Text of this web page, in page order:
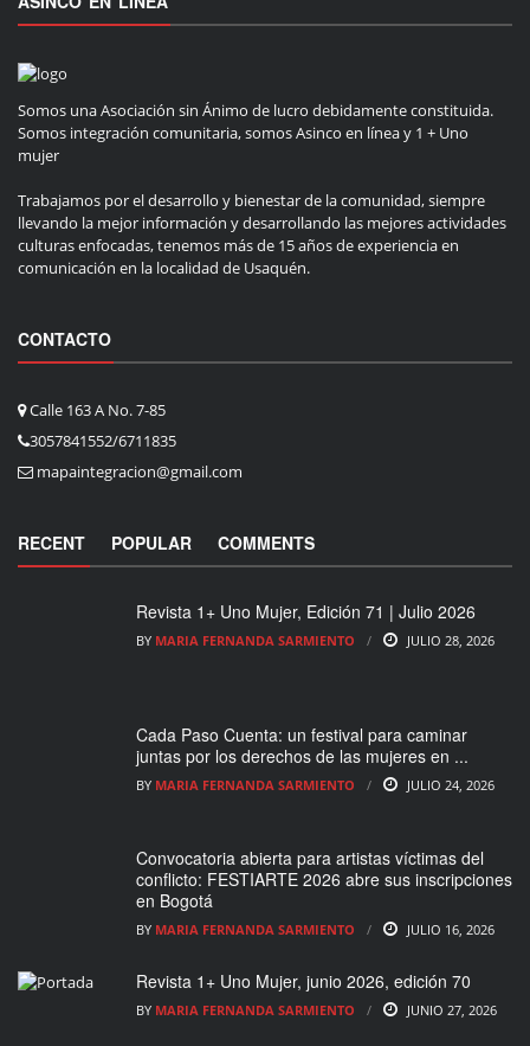
Somos una Asociación sin Ánimo de lucro debidamente constituida.
Somos integración comunitaria, somos Asinco en línea y 1 + Uno
mujer
Trabajamos por el desarrollo y bienestar de la comunidad, siempre
llevando la mejor información y desarrollando las mejores actividades
culturas enfocadas, tenemos más de 15 años de experiencia en
comunicación en la localidad de Usaquén.
CONTACTO
Calle 163 A No. 7-85
3057841552/6711835
mapaintegracion@gmail.com
RECENT POPULAR COMMENTS
Revista 1+ Uno Mujer, Edición 71 | Julio 2026
BY MARIA FERNANDA SARMIENTO JULIO 28, 2026
Cada Paso Cuenta: un festival para caminar
juntas por los derechos de las mujeres en ...
BY MARIA FERNANDA SARMIENTO JULIO 24, 2026
Convocatoria abierta para artistas víctimas del
conflicto: FESTIARTE 2026 abre sus inscripciones
en Bogotá
BY MARIA FERNANDA SARMIENTO JULIO 16, 2026
Revista 1+ Uno Mujer, junio 2026, edición 70
BY MARIA FERNANDA SARMIENTO JUNIO 27, 2026